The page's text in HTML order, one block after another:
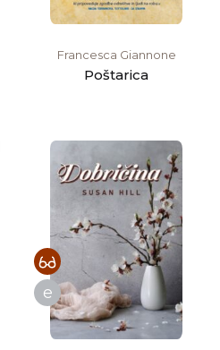
Francesca Giannone
Poštarica
e